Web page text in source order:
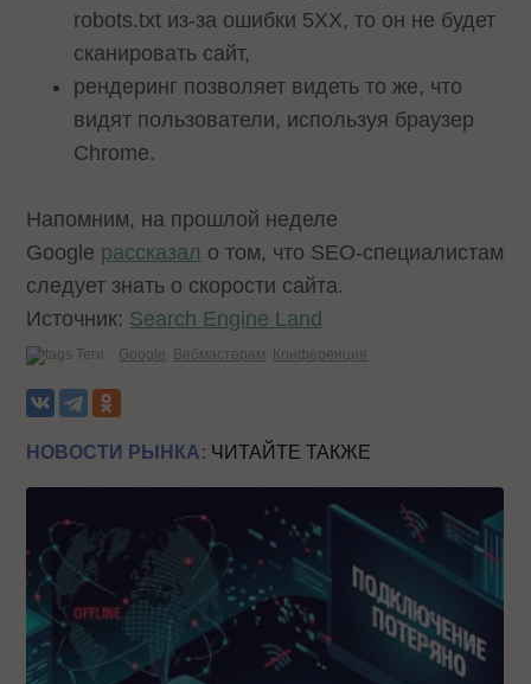
robots.txt из-за ошибки 5XX, то он не будет
сканировать сайт,
рендеринг позволяет видеть то же, что
видят пользователи, используя браузер
Chrome.
Напомним, на прошлой неделе
Google рассказал о том, что SEO-специалистам
следует знать о скорости сайта.
Источник: Search Engine Land
Теги: Google Вебмастерам Конференция
НОВОСТИ РЫНКА: ЧИТАЙТЕ ТАКЖЕ